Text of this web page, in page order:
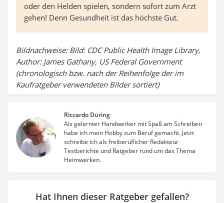
oder den Helden spielen, sondern sofort zum Arzt
gehen! Denn Gesundheit ist das höchste Gut.
Bildnachweise: Bild: CDC Public Health Image Library,
Author: James Gathany, US Federal Government
(chronologisch bzw. nach der Reihenfolge der im
Kaufratgeber verwendeten Bilder sortiert)
Riccardo Düring
Als gelernter Handwerker mit Spaß am Schreiben
habe ich mein Hobby zum Beruf gemacht. Jetzt
schreibe ich als freiberuflicher Redakteur
Testberichte und Ratgeber rund um das Thema
Heimwerken.
Hat Ihnen dieser Ratgeber gefallen?